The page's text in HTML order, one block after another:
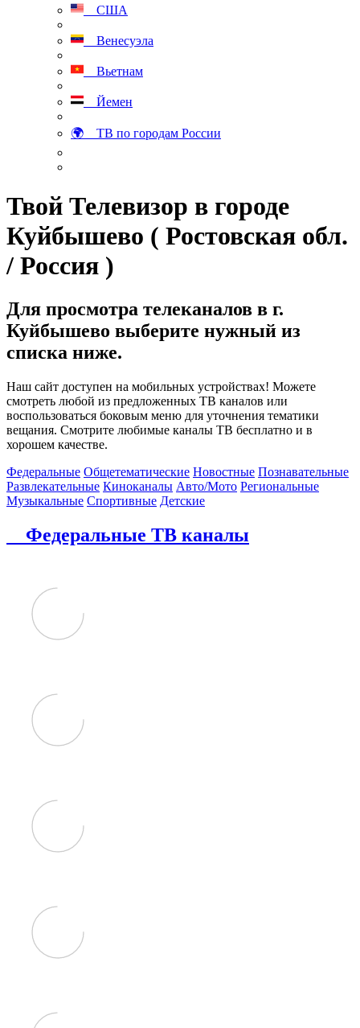
США
Венесуэла
Вьетнам
Йемен
🌍 ТВ по городам России
Твой Телевизор в городе
Куйбышево ( Ростовская обл.
/ Россия )
Для просмотра телеканалов в г.
Куйбышево выберите нужный из
списка ниже.
Наш сайт доступен на мобильных устройствах! Можете
смотреть любой из предложенных ТВ каналов или
воспользоваться боковым меню для уточнения тематики
вещания. Смотрите любимые каналы ТВ бесплатно и в
хорошем качестве.
Федеральные Общетематические Новостные Познавательные
Развлекательные Киноканалы Авто/Мото Региональные
Музыкальные Спортивные Детские
Федеральные ТВ каналы